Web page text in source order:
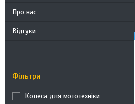
Про нас
Відгуки
Фільтри
Колеса для мототехніки